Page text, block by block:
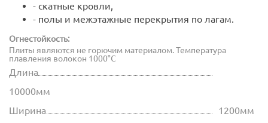
- скатные кровли,
- полы и межэтажные перекрытия по лагам.
Огнестойкость:
Плиты являются не горючим материалом. Температура
плавления волокон 1000°С
Длина
10000мм
Ширина
1200мм